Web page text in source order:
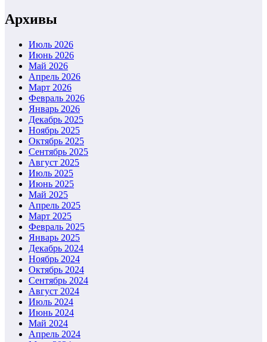
Архивы
Июль 2026
Июнь 2026
Май 2026
Апрель 2026
Март 2026
Февраль 2026
Январь 2026
Декабрь 2025
Ноябрь 2025
Октябрь 2025
Сентябрь 2025
Август 2025
Июль 2025
Июнь 2025
Май 2025
Апрель 2025
Март 2025
Февраль 2025
Январь 2025
Декабрь 2024
Ноябрь 2024
Октябрь 2024
Сентябрь 2024
Август 2024
Июль 2024
Июнь 2024
Май 2024
Апрель 2024